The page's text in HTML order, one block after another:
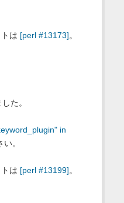
は [perl #13173]。
た。
in
。
は [perl #13199]。